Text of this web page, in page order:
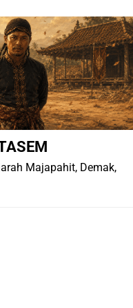
Majapahit, Demak,